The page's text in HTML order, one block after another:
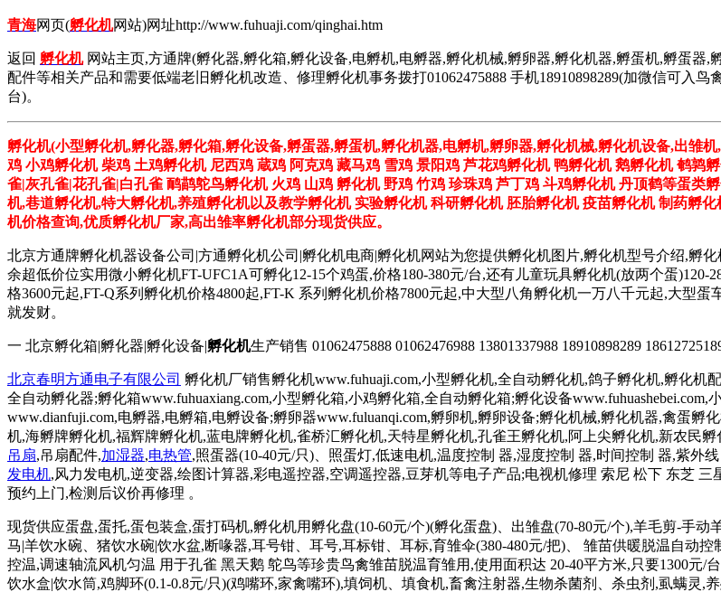
青海网页(孵化机网站)网址http://www.fuhuaji.com/qinghai.htm
返回 孵化机网站主页,方通牌(孵化器,孵化箱,孵化设备,电孵机,电孵器,孵化机械,孵卵器,孵化机器,孵蛋机,孵蛋器,
配件等相关产品和需要低端老旧孵化机改造、修理孵化机事务拨打01062475888 手机18910898289(加微信可入
台)。
孵化机(小型孵化机,孵化器,孵化箱,孵化设备,孵蛋器,孵蛋机,孵化机器,电孵机,孵卵器,孵化机械,孵化机设备,出雏
鸡 小鸡孵化机 柴鸡 土鸡孵化机 尼西鸡 蔵鸡 阿克鸡 藏马鸡 雪鸡 景阳鸡 芦花鸡孵化机 鸭孵化机 鹅孵化机 鹌鹑
雀|灰孔雀|花孔雀|白孔雀 鸸鹋鸵鸟孵化机 火鸡 山鸡 孵化机 野鸡 竹鸡 珍珠鸡 芦丁鸡 斗鸡孵化机 丹顶鹤等蛋类
机,巷道孵化机,特大孵化机,养殖孵化机以及教学孵化机 实验孵化机 科研孵化机 胚胎孵化机 疫苗孵化机 制药孵
机价格查询,优质孵化机厂家,高出雏率孵化机部分现货供应。
北京方通牌孵化机器设备公司|方通孵化机公司|孵化机电商|孵化机网站为您提供孵化机图片,孵化机型号介绍,孵
余超低价位实用微小孵化机FT-UFC1A可孵化12-15个鸡蛋,价格180-380元/台,还有儿童玩具孵化机(放两个蛋
格3600元起,FT-Q系列孵化机价格4800起,FT-K 系列孵化机价格7800元起,中大型八角孵化机一万八千元起,大型
就发财。
一 北京孵化箱|孵化器|孵化设备|孵化机生产销售 01062475888 01062476988 13801337988 18910898289
北京春明方通电子有限公司 孵化机厂销售孵化机www.fuhuaji.com,小型孵化机,全自动孵化机,鸽子孵化机,孵化机
全自动孵化器;孵化箱www.fuhuaxiang.com,小型孵化箱,小鸡孵化箱,全自动孵化箱;孵化设备
www.dianfuji.com,电孵器,电孵箱,电孵设备;孵卵器www.fuluanqi.com,孵卵机,孵卵设备;孵化机械,孵化机器,禽蛋
机,海孵牌孵化机,福辉牌孵化机,蓝电牌孵化机,雀桥汇孵化机,天特星孵化机,孔雀王孵化机,阿上尖孵化机,新农民
吊扇,吊扇配件,加湿器,电热管,照蛋器(10-40元/只)、照蛋灯,低速电机,温度控制 器,湿度控制 器,时间控制 器,紫外线
发电机,风力发电机,逆变器,绘图计算器,彩电遥控器,空调遥控器,豆芽机等电子产品;电视机修理 索尼 松下 东芝
预约上门,检测后议价再修理 。
现货供应蛋盘,蛋托,蛋包装盒,蛋打码机,孵化机用孵化盘(10-60元/个)(孵化蛋盘)、出雏盘(70-80元/个),羊毛剪-手
马|羊饮水碗、猪饮水碗|饮水盆,断喙器,耳号钳、耳号,耳标钳、耳标,育雏伞(380-480元/把)、 雏苗供暖脱温自动
控温,调速轴流风机匀温 用于孔雀 黑天鹅 鸵鸟等珍贵鸟禽雏苗脱温育雏用,使用面积达 20-40平方米,只要1300元/
饮水盒|饮水筒,鸡脚环(0.1-0.8元/只)(鸡嘴环,家禽嘴环),填饲机、填食机,畜禽注射器,生物杀菌剂、杀虫剂,虱螨灵